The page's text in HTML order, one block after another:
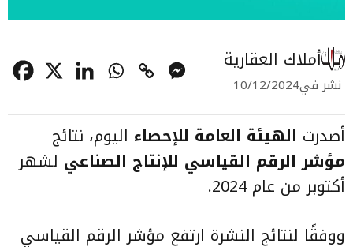
أملاك العقارية
نشر في10/12/2024
أصدرت الهيئة العامة للإحصاء اليوم، نتائج
مؤشر الرقم القياسي للإنتاج الصناعي لشهر
أكتوبر من عام 2024.
ووفقًا لنتائج النشرة ارتفع مؤشر الرقم القياسي